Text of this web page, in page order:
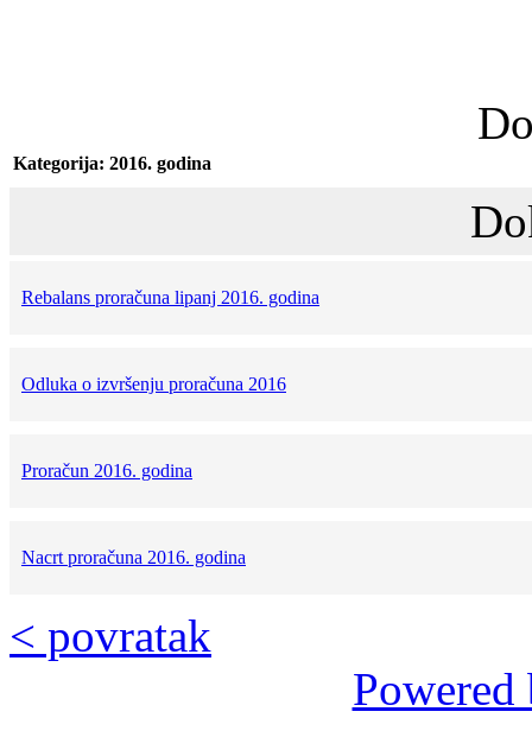
Kategorija: 2016. godina
Rebalans proračuna lipanj 2016. godina
Odluka o izvršenju proračuna 2016
Proračun 2016. godina
Nacrt proračuna 2016. godina
< povratak